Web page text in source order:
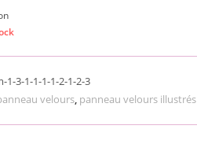
1-3-1-1-1-1-2-1-2-3
velours, panneau velours illustrés